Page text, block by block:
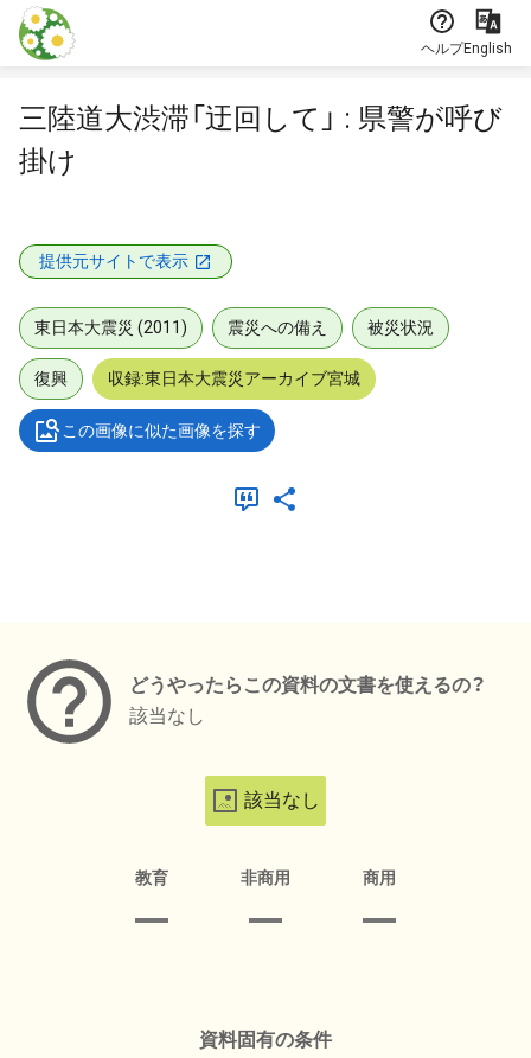
本文に飛ぶ
ヘルプEnglish
三陸道大渋滞「迂回して」 : 県警が呼び
掛け
提供元サイトで表示
東日本大震災 (2011) 震災への備え 被災状況
復興 収録:東日本大震災アーカイブ宮城
この画像に似た画像を探す
どうやったらこの資料の文書を使えるの？
該当なし
該当なし
教育 非商用 商用
資料固有の条件